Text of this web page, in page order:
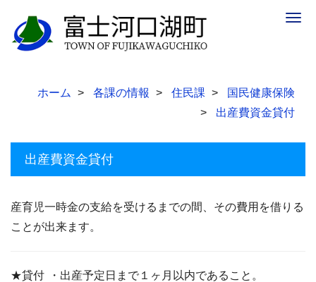
ホーム 各課の情報 住民課
国民健康保険
出産費資金貸付
出産費資金貸付
産育児一時金の支給を受けるまでの間、その費用を借りる
ことが出来ます。
★貸付
・出産予定日まで１ヶ月以内であること。